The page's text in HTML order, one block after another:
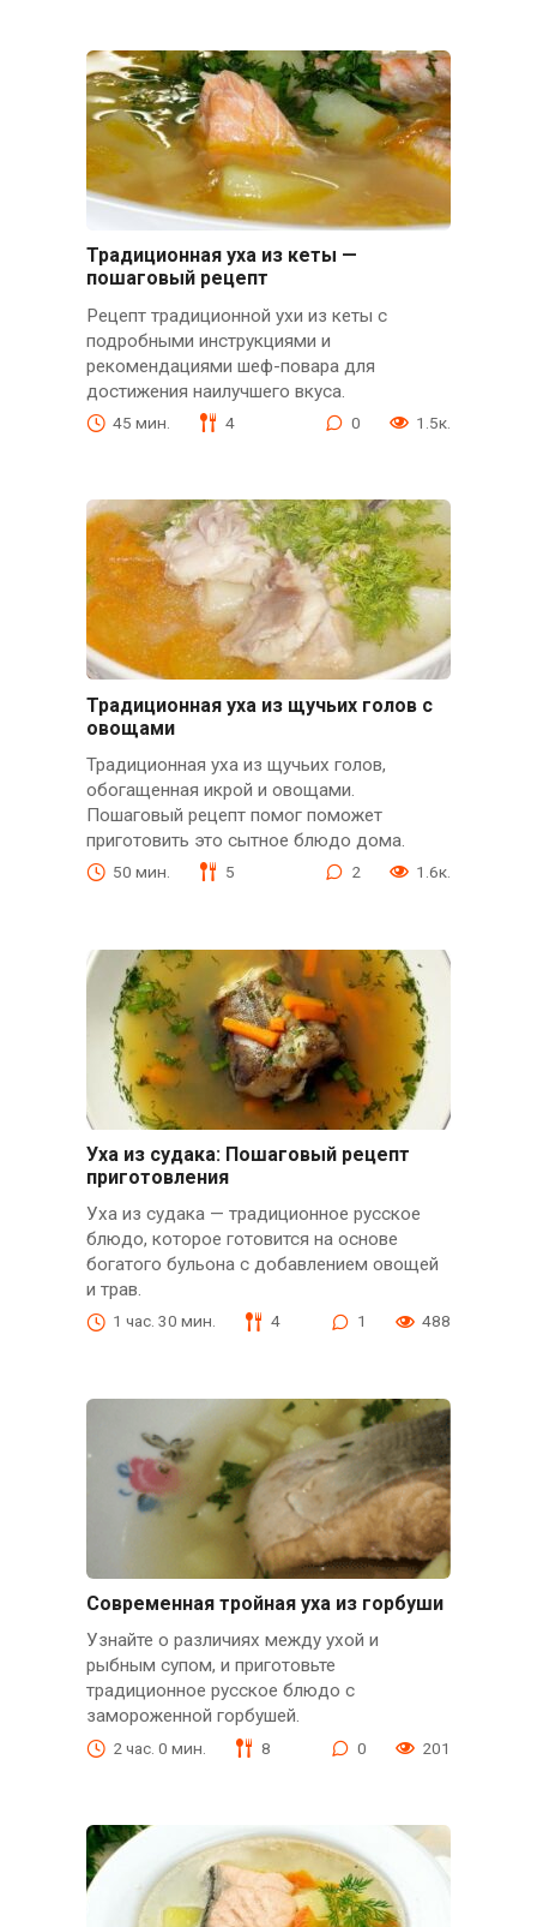
Традиционная уха из кеты —
пошаговый рецепт
Рецепт традиционной ухи из кеты с
подробными инструкциями и
рекомендациями шеф-повара для
достижения наилучшего вкуса.
45 мин. 4 0 1.5к.
Традиционная уха из щучьих голов с
овощами
Традиционная уха из щучьих голов,
обогащенная икрой и овощами.
Пошаговый рецепт помог поможет
приготовить это сытное блюдо дома.
50 мин. 5 2 1.6к.
Уха из судака: Пошаговый рецепт
приготовления
Уха из судака — традиционное русское
блюдо, которое готовится на основе
богатого бульона с добавлением овощей
и трав.
1 час. 30 мин. 4 1 488
Современная тройная уха из горбуши
Узнайте о различиях между ухой и
рыбным супом, и приготовьте
традиционное русское блюдо с
замороженной горбушей.
2 час. 0 мин. 8 0 201